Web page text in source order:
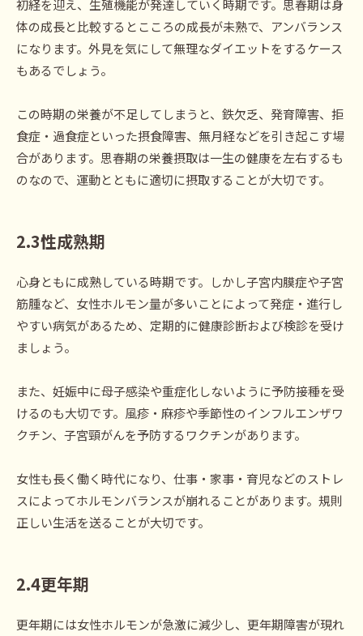
初経を迎え、生殖機能が発達していく時期です。思春期は身
体の成長と比較するとこころの成長が未熟で、アンバランス
になります。外見を気にして無理なダイエットをするケース
もあるでしょう。
この時期の栄養が不足してしまうと、鉄欠乏、発育障害、拒
食症・過食症といった摂食障害、無月経などを引き起こす場
合があります。思春期の栄養摂取は一生の健康を左右するも
のなので、運動とともに適切に摂取することが大切です。
2.3性成熟期
心身ともに成熟している時期です。しかし子宮内膜症や子宮
筋腫など、女性ホルモン量が多いことによって発症・進行し
やすい病気があるため、定期的に健康診断および検診を受け
ましょう。
また、妊娠中に母子感染や重症化しないように予防接種を受
けるのも大切です。風疹・麻疹や季節性のインフルエンザワ
クチン、子宮頸がんを予防するワクチンがあります。
女性も長く働く時代になり、仕事・家事・育児などのストレ
スによってホルモンバランスが崩れることがあります。規則
正しい生活を送ることが大切です。
2.4更年期
更年期には女性ホルモンが急激に減少し、更年期障害が現れ